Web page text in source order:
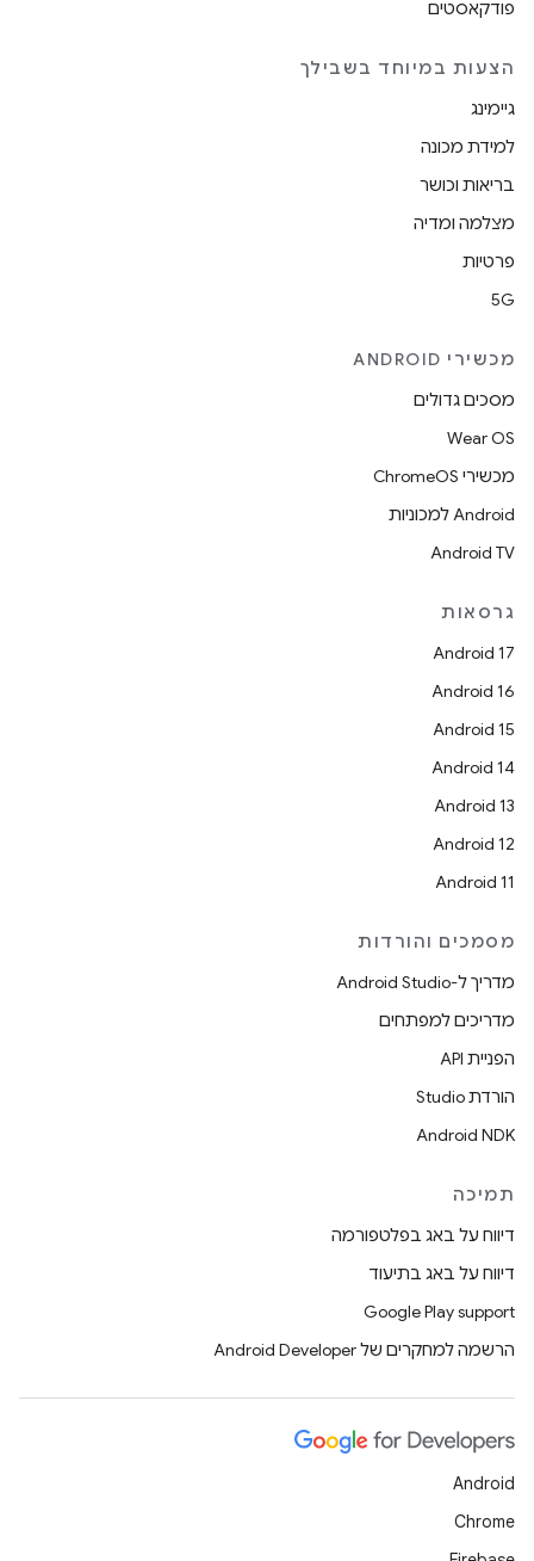
פודקאסטים
הצעות במיוחד בשבילך
גיימינג
למידת מכונה
בריאות וכושר
מצלמה ומדיה
פרטיות
5G
מכשירי ANDROID
מסכים גדולים
Wear OS
מכשירי ChromeOS
Android למכוניות
Android TV
גרסאות
Android 17
Android 16
Android 15
Android 14
Android 13
Android 12
Android 11
מסמכים והורדות
מדריך ל-Android Studio
מדריכים למפתחים
הפניית API
הורדת Studio
Android NDK
תמיכה
דיווח על באג בפלטפורמה
דיווח על באג בתיעוד
Google Play support
הרשמה למחקרים של Android Developer
Android
Chrome